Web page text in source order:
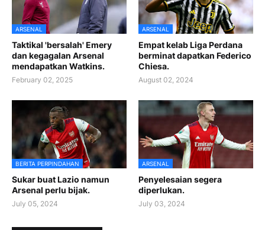
ARSENAL
Taktikal 'bersalah' Emery
dan kegagalan Arsenal
mendapatkan Watkins.
February 02, 2025
ARSENAL
Empat kelab Liga Perdana
berminat dapatkan Federico
Chiesa.
August 02, 2024
BERITA PERPINDAHAN
Sukar buat Lazio namun
Arsenal perlu bijak.
July 05, 2024
ARSENAL
Penyelesaian segera
diperlukan.
July 03, 2024